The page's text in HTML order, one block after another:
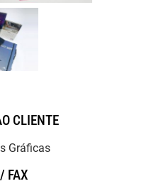
CLIENTE
Gráficas
FAX